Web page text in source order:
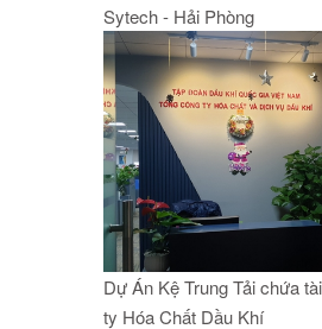
Sytech - Hải Phòng
Dự Án Kệ Trung Tải chứa
ty Hóa Chất Dầu Khí